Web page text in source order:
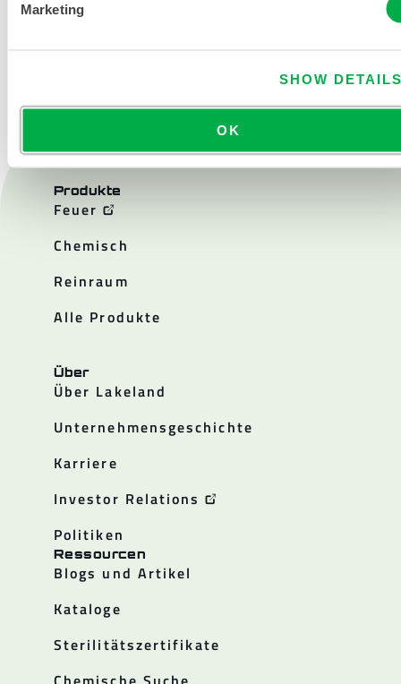
Marketing
SHOW
OK
Produkte
Feuer
Chemisch
Reinraum
Alle Produkte
Über
Über Lakeland
Unternehmensgeschichte
Karriere
Investor Relations
Politiken
Ressourcen
Blogs und Artikel
Kataloge
Sterilitätszertifikate